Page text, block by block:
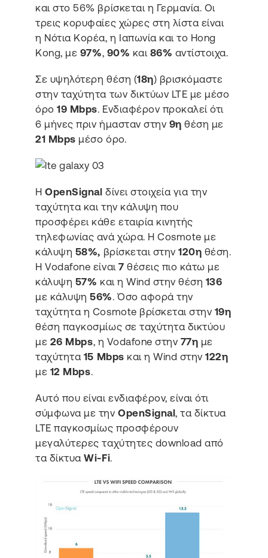
και στο 56% βρίσκεται η Γερμανία. Οι
τρεις κορυφαίες χώρες στη λίστα είναι
η Νότια Κορέα, η Ιαπωνία και το Hong
Kong, με 97%, 90% και 86% αντίστοιχα.
Σε υψηλότερη θέση (18η) βρισκόμαστε
στην ταχύτητα των δικτύων LTE με μέσο
όρο19 Mbps. Ενδιαφέρον προκαλεί ότι
6 μήνες πριν ήμασταν στην 9η θέση με
21 Mbps μέσο όρο.
HOpenSignal δίνει στοιχεία για την
ταχύτητα και την κάλυψη που
προσφέρει κάθε εταιρία κινητής
τηλεφωνίας ανά χώρα. Η Cosmote με
κάλυψη 58%, βρίσκεται στην120η θέση.
Η Vodafone είναι7 θέσεις πιο κάτω με
κάλυψη 57% και η Wind στην θέση 136
με κάλυψη56%. Όσο αφορά την
ταχύτητα η Cosmote βρίσκεται στην 19η
θέση παγκοσμίως σε ταχύτητα δικτύου
με 26 Mbps, η Vodafone στην 77η με
ταχύτητα 15 Mbps και η Wind στην122η
με 12 Mbps.
Αυτό που είναι ενδιαφέρον, είναι ότι
σύμφωνα με τηνOpenSignal, τα δίκτυα
LTE παγκοσμίως προσφέρουν
μεγαλύτερες ταχύτητες download από
τα δίκτυαWi-Fi.